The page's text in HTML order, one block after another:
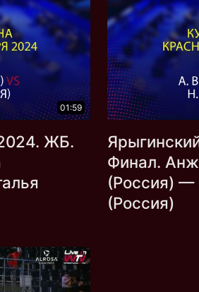
01:59
ЖБ.
Финал.
(Россия)
(Россия)